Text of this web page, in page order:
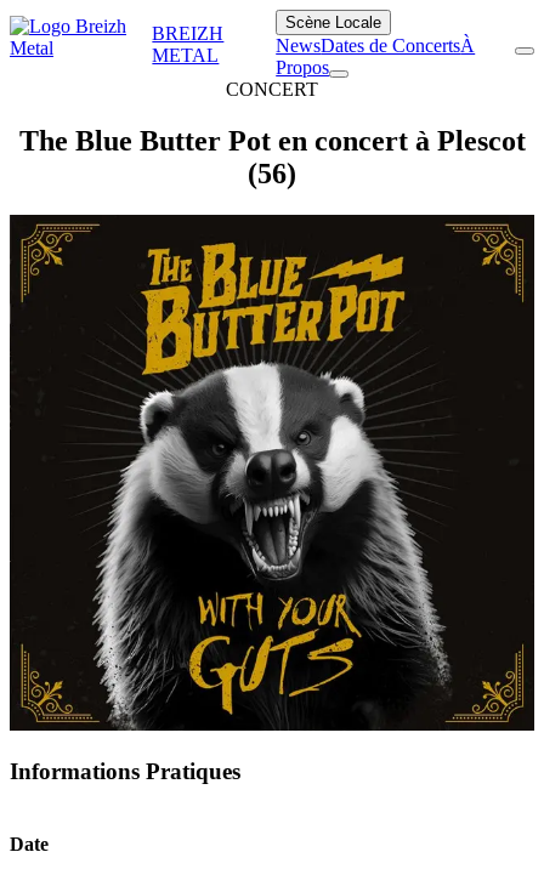
BREIZH
METAL
Scène Locale
NewsDates de ConcertsÀ
Propos
CONCERT
The Blue Butter Pot en concert à Plescot
(56)
Informations Pratiques
Date